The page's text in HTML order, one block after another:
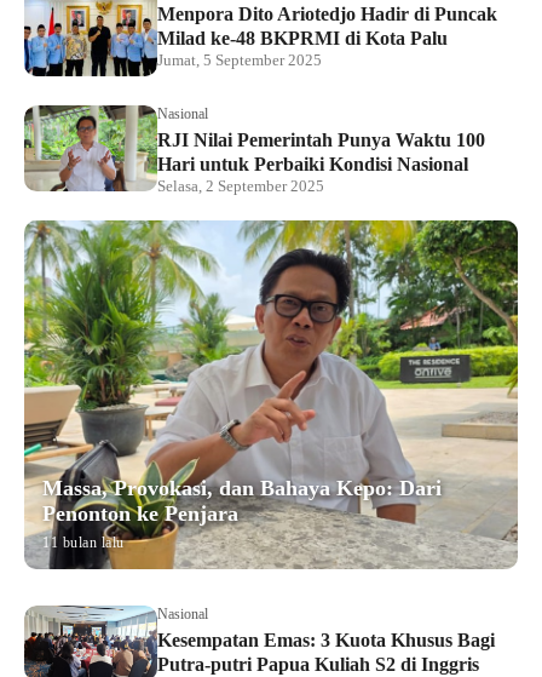
Menpora Dito Ariotedjo Hadir di Puncak
Milad ke-48 BKPRMI di Kota Palu
Jumat, 5 September 2025
Nasional
RJI Nilai Pemerintah Punya Waktu 100
Hari untuk Perbaiki Kondisi Nasional
Selasa, 2 September 2025
Massa, Provokasi, dan Bahaya Kepo: Dari
Penonton ke Penjara
11 bulan lalu
Nasional
Kesempatan Emas: 3 Kuota Khusus Bagi
Putra-putri Papua Kuliah S2 di Inggris